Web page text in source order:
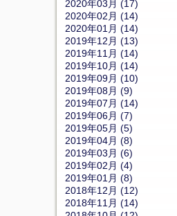
2020年03月 (17)
2020年02月 (14)
2020年01月 (14)
2019年12月 (13)
2019年11月 (14)
2019年10月 (14)
2019年09月 (10)
2019年08月 (9)
2019年07月 (14)
2019年06月 (7)
2019年05月 (5)
2019年04月 (8)
2019年03月 (6)
2019年02月 (4)
2019年01月 (8)
2018年12月 (12)
2018年11月 (14)